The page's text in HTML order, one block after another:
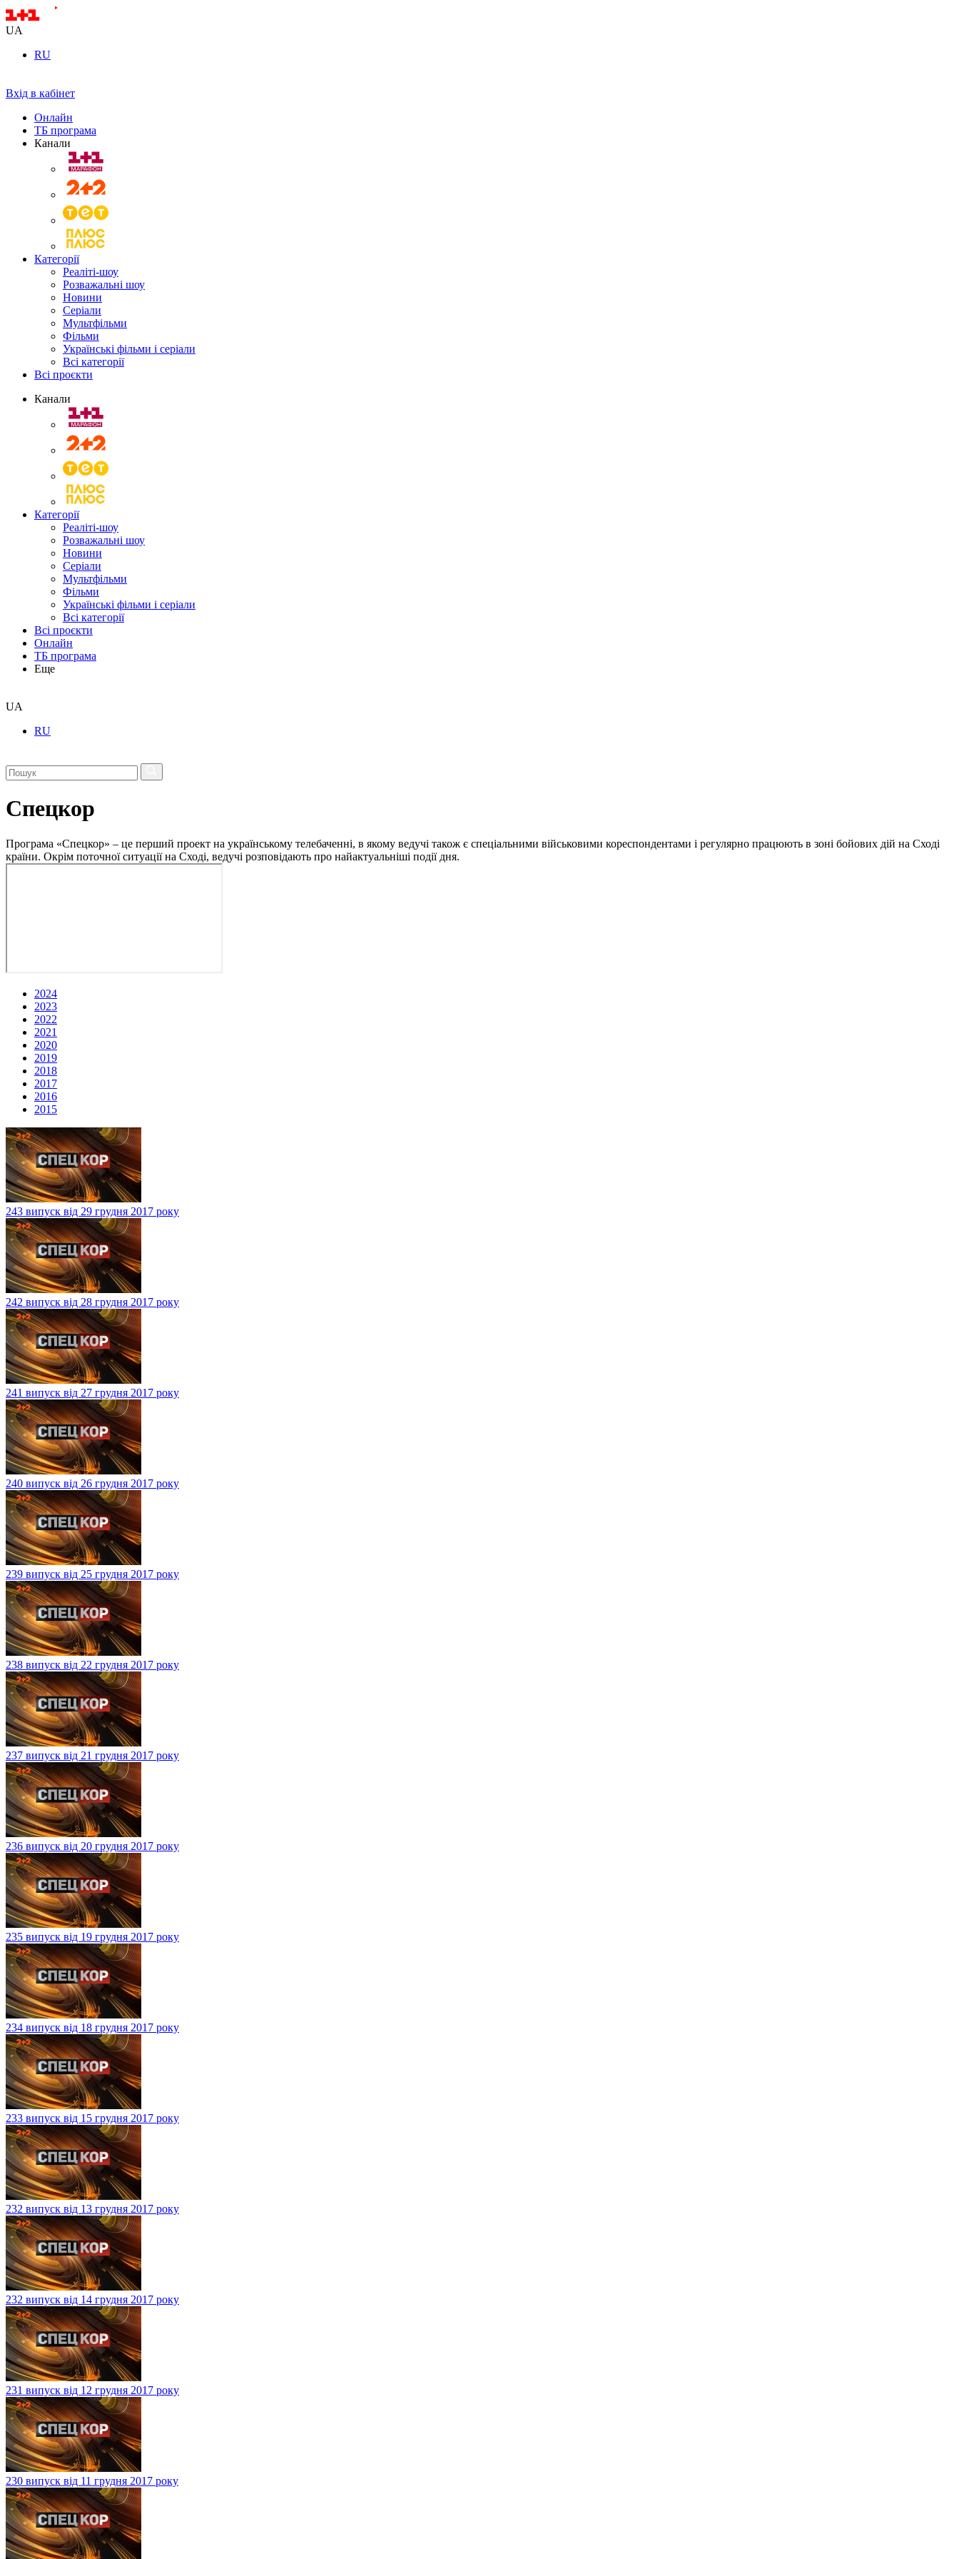
UA
RU
Вхід в кабінет
Онлайн
ТБ програма
Канали
Категорії
Реаліті-шоу
Розважальні шоу
Новини
Серіали
Мультфільми
Фільми
Українські фільми і серіали
Всі категорії
Всі проєкти
Канали
Категорії
Реаліті-шоу
Розважальні шоу
Новини
Серіали
Мультфільми
Фільми
Українські фільми і серіали
Всі категорії
Всі проєкти
Онлайн
ТБ програма
Еще
UA
RU
Спецкор
Програма «Спецкор» – це перший проект на українському телебаченні, в якому ведучі також є спеціальними військовими кореспондентами і регулярно працюють в зоні бойових дій на Сході
країни. Окрім поточної ситуації на Сході, ведучі розповідають про найактуальніші події дня.
2024
2023
2022
2021
2020
2019
2018
2017
2016
2015
243 випуск від 29 грудня 2017 року
242 випуск від 28 грудня 2017 року
241 випуск від 27 грудня 2017 року
240 випуск від 26 грудня 2017 року
239 випуск від 25 грудня 2017 року
238 випуск від 22 грудня 2017 року
237 випуск від 21 грудня 2017 року
236 випуск від 20 грудня 2017 року
235 випуск від 19 грудня 2017 року
234 випуск від 18 грудня 2017 року
233 випуск від 15 грудня 2017 року
232 випуск від 13 грудня 2017 року
232 випуск від 14 грудня 2017 року
231 випуск від 12 грудня 2017 року
230 випуск від 11 грудня 2017 року